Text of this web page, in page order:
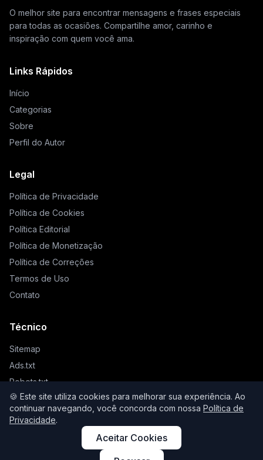
🍪 Este site utiliza cookies para melhorar sua experiência. Ao
continuar navegando, você concorda com nossa Política de
Privacidade.
Aceitar Cookies
O melhor site para encontrar mensagens e frases especiais
para todas as ocasiões. Compartilhe amor, carinho e
inspiração com quem você ama.
Links Rápidos
Início
Categorias
Sobre
Perfil do Autor
Legal
Política de Privacidade
Política de Cookies
Política Editorial
Política de Monetização
Política de Correções
Termos de Uso
Contato
Técnico
Sitemap
Ads.txt
Robots.txt
Llms.txt
© 2026 Higienista. Todos os direitos reservados.